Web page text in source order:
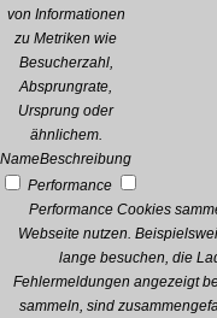
von Informationen
zu Metriken wie
Besucherzahl,
Absprungrate,
Ursprung oder
ähnlichem.
NameBeschreibung
Performance
Performance Cookies
Webseite nutzen.
lange besuchen, die
Fehlermeldungen angezeigt
sammeln, sind